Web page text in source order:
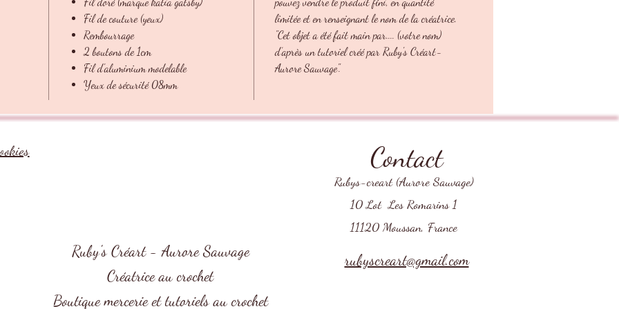
Fil de couture (yeux)
Rembourrage
2 boutons de 1cm
Fil d'aluminium modelable
Yeux de sécurité 08mm
limitée et en renseignant le nom de la créatrice.
''Cet objet a été fait main par.... (votre nom)
d’après un tutoriel créé par Ruby's Créart-
Aurore Sauvage".
Ruby's Créart - Aurore Sauvage
Créatrice au crochet
Boutique mercerie et tutoriels au crochet
Contact
Rubys-creart (Aurore Sauvage)
10 Lot Les Romarins 1
11120 Moussan, France
rubyscreart@gmail.com